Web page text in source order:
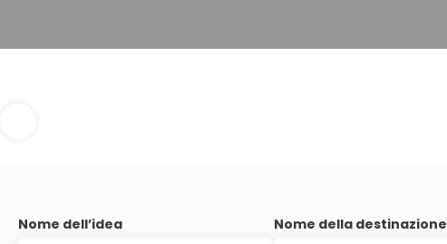
Nome dell’idea Nome della destinazione